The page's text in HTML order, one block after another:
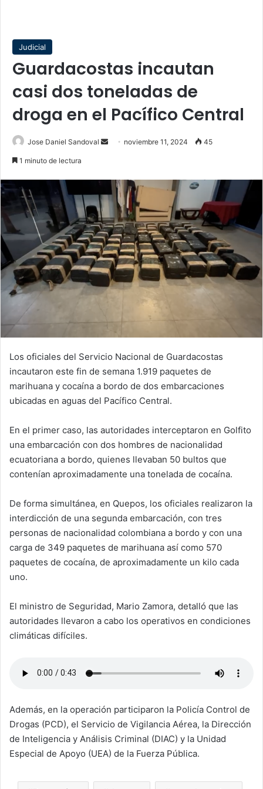
Judicial
Guardacostas incautan
casi dos toneladas de
droga en el Pacífico Central
Jose Daniel Sandoval
Send noviembre 11, 2024 45
1 minuto de lectura
Los oficiales del Servicio Nacional de Guardacostas
incautaron este fin de semana 1.919 paquetes de
marihuana y cocaína a bordo de dos embarcaciones
ubicadas en aguas del Pacífico Central.
En el primer caso, las autoridades interceptaron en Golfito
una embarcación con dos hombres de nacionalidad
ecuatoriana a bordo, quienes llevaban 50 bultos que
contenían aproximadamente una tonelada de cocaína.
De forma simultánea, en Quepos, los oficiales realizaron la
interdicción de una segunda embarcación, con tres
personas de nacionalidad colombiana a bordo y con una
carga de 349 paquetes de marihuana así como 570
paquetes de cocaína, de aproximadamente un kilo cada
uno.
El ministro de Seguridad, Mario Zamora, detalló que las
autoridades llevaron a cabo los operativos en condiciones
climáticas difíciles.
Además, en la operación participaron la Policía Control de
Drogas (PCD), el Servicio de Vigilancia Aérea, la Dirección
de Inteligencia y Análisis Criminal (DIAC) y la Unidad
Especial de Apoyo (UEA) de la Fuerza Pública.